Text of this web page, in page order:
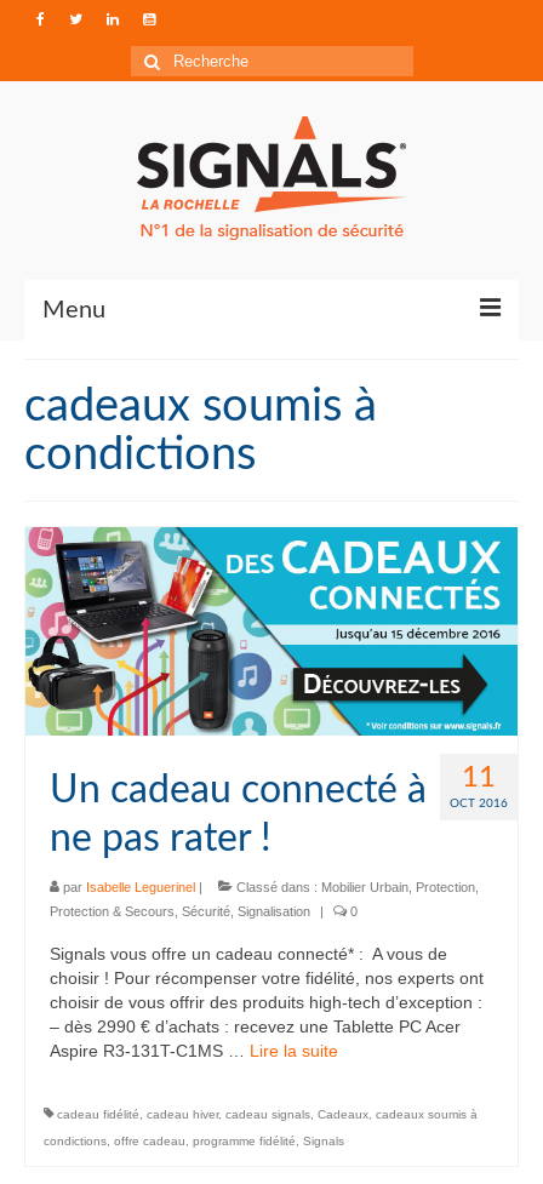
Rechercher
:
Menu
Qui sommes-nous ?
Accéder à Signals
cadeaux soumis à
condictions
11
OCT 2016
Un cadeau connecté à
ne pas rater !
par Isabelle Leguerinel | Classé dans : Mobilier Urbain Protection
Protection & Secours Sécurité Signalisation | 0
Signals vous offre un cadeau connecté* : A vous de
choisir ! Pour récompenser votre fidélité, nos experts ont
choisir de vous offrir des produits high-tech d’exception :
– dès 2990 € d’achats : recevez une Tablette PC Acer
Aspire R3-131T-C1MS … Lire la suite­­
cadeau fidélité cadeau hiver, cadeau signals Cadeaux cadeaux soumis à
condictions offre cadeau programme fidélité Signals